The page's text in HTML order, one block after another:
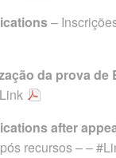
–
da prova de
after
recursos – –